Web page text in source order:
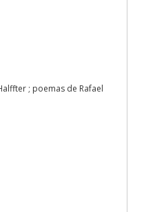
; poemas de Rafael